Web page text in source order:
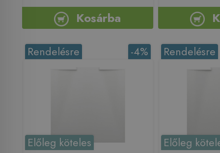
Kosárba
-4%
Rendelésre
Előleg köteles
Rendelésre
Előleg